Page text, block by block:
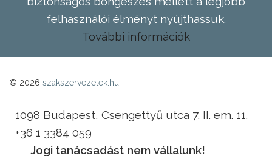
felhasználói élményt nyújthassuk.
További információk
© 2026 szakszervezetek.hu
1098 Budapest, Csengettyű utca 7. II. em. 11.
+36 1 3384 059
Jogi tanácsadást nem vállalunk!